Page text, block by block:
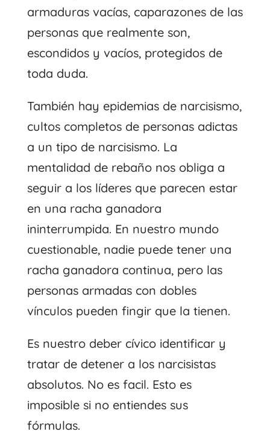
armaduras vacías, caparazones de las
personas que realmente son,
escondidos y vacíos, protegidos de
toda duda.
También hay epidemias de narcisismo,
cultos completos de personas adictas
a un tipo de narcisismo. La
mentalidad de rebaño nos obliga a
seguir a los líderes que parecen estar
en una racha ganadora
ininterrumpida. En nuestro mundo
cuestionable, nadie puede tener una
racha ganadora continua, pero las
personas armadas con dobles
vínculos pueden fingir que la tienen.
Es nuestro deber cívico identificar y
tratar de detener a los narcisistas
absolutos. No es facil. Esto es
imposible si no entiendes sus
fórmulas.